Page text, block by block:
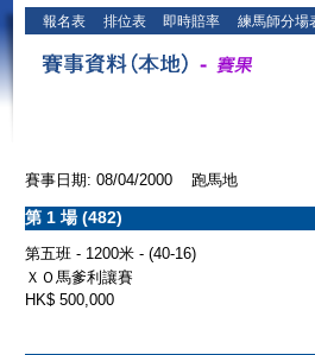
報名表 排位表 即時賠率 練馬師分場
賽事日期: 08/04/2000 跑馬地
第 1 場 (482)
第五班 - 1200米 - (40-16)
ＸＯ馬爹利讓賽
HK$ 500,000